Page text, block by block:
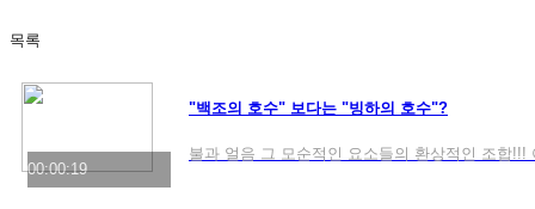
목록
00:00:19
"백조의 호수" 보다는 "빙하의 호수"?
불과 얼음 그 모순적인 요소들의 환상적인 조합